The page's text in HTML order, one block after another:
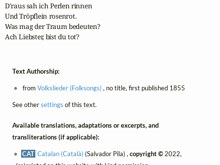
D'raus sah ich Perlen rinnen
Und Tröpflein rosenrot.
Was mag der Traum bedeuten?
Ach Liebster, bist du tot?
Text Authorship:
from Volkslieder (Folksongs) , no title, first published 1855
See othersettings of this text.
Available translations, adaptations or excerpts, and
transliterations (if applicable):
CAT Catalan (Català) (Salvador Pila) ,copyright © 2022,